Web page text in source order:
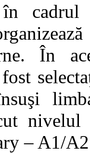
cadrul
În
– A1/